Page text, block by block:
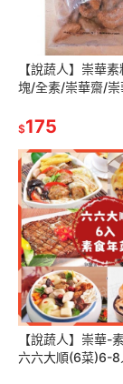
【說蔬人】崇華
塊/全素/崇華齋/崇
冷凍素食料理
$175
【說蔬人】崇華-
六六大順(6菜)6-8